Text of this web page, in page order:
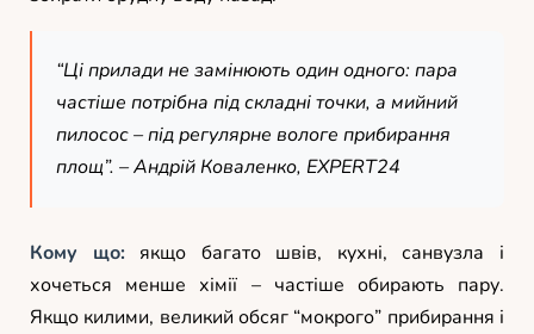
“Ці прилади не замінюють один одного: пара
частіше потрібна під складні точки, а мийний
пилосос – під регулярне вологе прибирання
площ”. –Андрій Коваленко, EXPERT24
Кому що:якщо багато швів, кухні, санвузла і
хочеться менше хімії – частіше обирають пару.
Якщо килими, великий обсяг “мокрого” прибирання і